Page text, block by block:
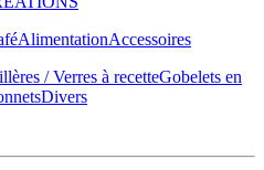
AlimentationAccessoires
/ Verres à recetteGobelets en
Divers